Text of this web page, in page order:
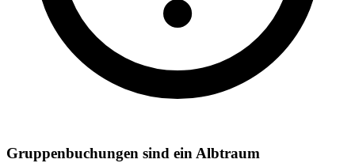
Gruppenbuchungen sind ein Albtraum